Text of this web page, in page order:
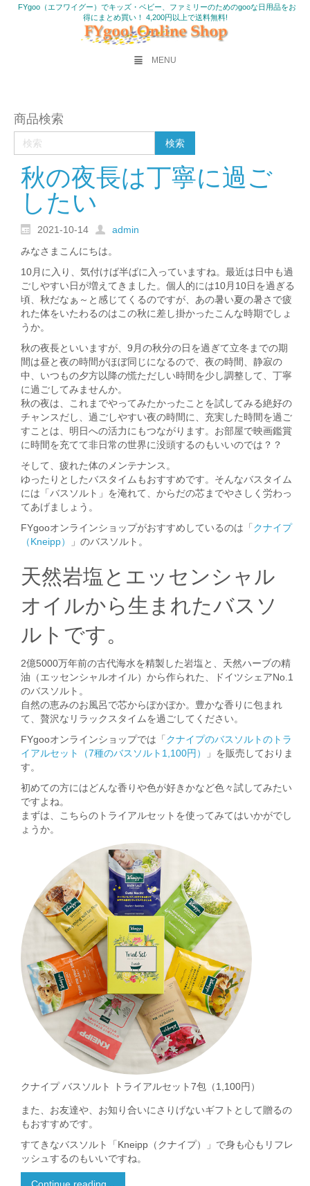
FYgoo（エフワイグー）でキッズ・ベビー、ファミリーのためのgooな日用品をお
得にまとめ買い！ 4,200円以上で送料無料!
MENU
商品検索
秋の夜長は丁寧に過ご
したい
2021-10-14
admin
みなさまこんにちは。
10月に入り、気付けば半ばに入っていますね。最近は日中も過
ごしやすい日が増えてきました。個人的には10月10日を過ぎる
頃、秋だなぁ～と感じてくるのですが、あの暑い夏の暑さで疲
れた体をいたわるのはこの秋に差し掛かったこんな時期でしょ
うか。
秋の夜長といいますが、9月の秋分の日を過ぎて立冬までの期
間は昼と夜の時間がほぼ同じになるので、夜の時間、静寂の
中、いつもの夕方以降の慌ただしい時間を少し調整して、丁寧
に過ごしてみませんか。
秋の夜は、これまでやってみたかったことを試してみる絶好の
チャンスだし、過ごしやすい夜の時間に、充実した時間を過ご
すことは、明日への活力にもつながります。お部屋で映画鑑賞
に時間を充てて非日常の世界に没頭するのもいいのでは？？
そして、疲れた体のメンテナンス。
ゆったりとしたバスタイムもおすすめです。そんなバスタイム
には「バスソルト」を淹れて、からだの芯までやさしく労わっ
てあげましょう。
FYgooオンラインショップがおすすめしているのは「 クナイプ
（Kneipp）
」のバスソルト。
天然岩塩とエッセンシャル
オイルから生まれたバスソ
ルトです。
2億5000万年前の古代海水を精製した岩塩と、天然ハーブの精
油（エッセンシャルオイル）から作られた、ドイツシェアNo.1
のバスソルト。
自然の恵みのお風呂で芯からぽかぽか。豊かな香りに包まれ
て、贅沢なリラックスタイムを過ごしてください。
FYgooオンラインショップでは「 クナイプのバスソルトのトラ
イアルセット（7種のバスソルト1,100円）
」を販売しておりま
す。
初めての方にはどんな香りや色が好きかなど色々試してみたい
ですよね。
まずは、こちらのトライアルセットを使ってみてはいかがでし
ょうか。
クナイプ バスソルト トライアルセット7包（1,100円）
また、お友達や、お知り合いにさりげないギフトとして贈るの
もおすすめです。
すてきなバスソルト「Kneipp（クナイプ）」で身も心もリフレ
ッシュするのもいいですね。